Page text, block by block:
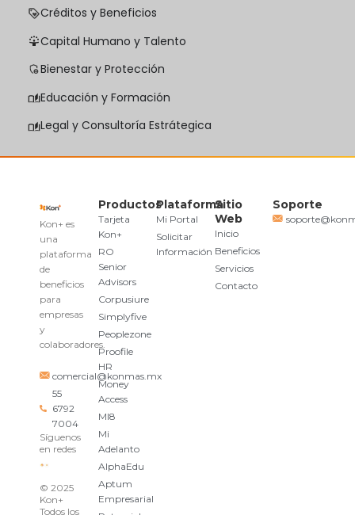
Créditos y Beneficios
Capital Humano y Talento
Bienestar y Protección
Educación y Formación
Legal y Consultoría Estrátegica
Kon+ es
una
plataforma
de
beneficios
para
empresas
y
colaboradores.
comercial@konmas.mx
55
6792
7004
Síguenos
en redes
© 2025
Kon+
Todos los
Productos
Tarjeta
Kon+
RO
Senior
Advisors
Corpusiure
Simplyfive
Peoplezone
Proofile
HR
Money
Access
MI8
Mi
Adelanto
AlphaEdu
Aptum
Empresarial
Plataforma
Mi Portal
Solicitar
Información
Sitio
Web
Inicio
Beneficios
Servicios
Contacto
Soporte